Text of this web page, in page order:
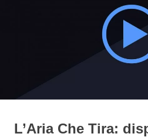
L’Aria Che Tira: